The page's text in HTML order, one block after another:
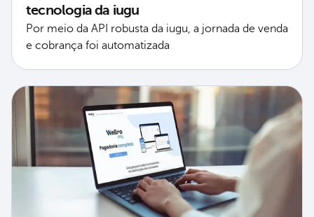
tecnologia da iugu
Por meio da API robusta da iugu, a jornada de venda
e cobrança foi automatizada